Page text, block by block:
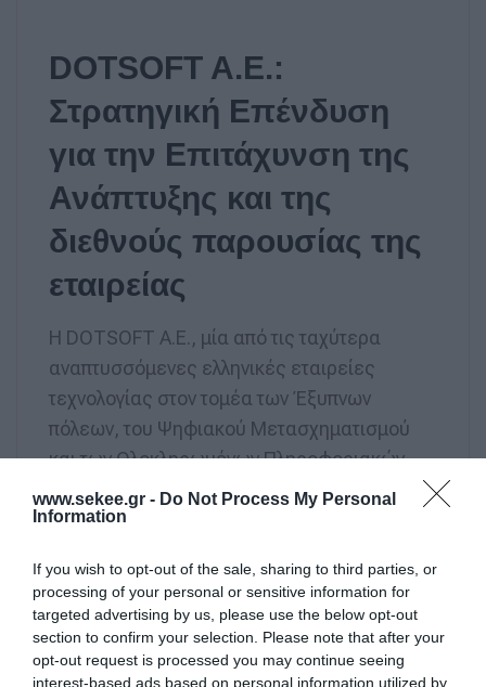
www.sekee.gr - Do Not Process My Personal
Information
If you wish to opt-out of the sale, sharing to third parties, or
processing of your personal or sensitive information for
targeted advertising by us, please use the below opt-out
section to confirm your selection. Please note that after your
opt-out request is processed you may continue seeing
interest-based ads based on personal information utilized by
DOTSOFT A.E.:
Στρατηγική Επένδυση
για την Επιτάχυνση της
Ανάπτυξης και της
διεθνούς παρουσίας της
εταιρείας
Η DOTSOFT A.E., μία από τις ταχύτερα
αναπτυσσόμενες ελληνικές εταιρείες
τεχνολογίας στον τομέα των Έξυπνων
πόλεων, του Ψηφιακού Μετασχηματισμού
και των Ολοκληρωμένων Πληροφοριακών
Συστημάτων, ανακοινώνει την ολοκλήρωση
στρατηγικής επένδυσης μέσω της
συμμετοχής από το επενδυτικό κεφάλαιο
Diorama Investments II RAIF, το οποίο
διαχειρίζεται η DECA Investments. Η
επένδυση πραγματοποιείται στο πλαίσιο της